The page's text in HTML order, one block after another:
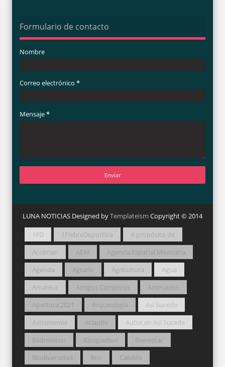
Formulario de contacto
Nombre
Correo electrónico *
Mensaje*
LUNA NOTICIAS Designed byTemplateism Copyright © 2014
1FD 1FiebreDeportiva
A propósito de
Acolman
AEM
Agencia Espacial Mexicana
Agenda
Agrario Agricultura
Agua
Amateur
Amigos Camperos
Animación
Apertura 2021
Arqueología
Así Sucede
Astronomía
Atlautla
Autor en Así Sucede
Bádminton
Básquetbol
Bienestar
Biodiversidad
Box
Cabildo